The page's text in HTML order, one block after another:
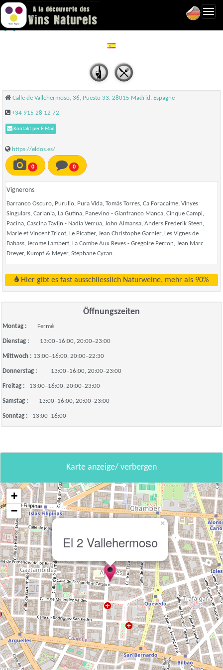
El 2 Vallehermoso - Madrid
Calle de Vallehermoso, 36, Puesto 33, 28015 Madrid, Espagne
+34 915 28 12 72
Kontakt per E-Mail
https://eldos.es/
0 0
Vignerons
Barranco Oscuro, Purulio, Pura Vida, Tomás Torres, Ca Foracaime, Vinyes
Singulars, Carlania, La Gutina, Panevino - Gianfranco Manca, Cinque Campi,
Pacina, Cascina Tavijn - Nadia Verrua, John Almansa, Anders Frederik Steen,
Marie et Vincent Tricot, Le Picatier, Jean Christophe Garnier, Les Vignes de
Babass, Jerome Lambert, La Combe Aux Reves - Gregoire Perron, Jean Marc
Dreyer, Kumpf & Meyer, Stephane Cyran.
Hier gibt es fast ausschliesslich Naturweine, mehr als 90%
Öffnungszeiten
Montag : Fermé
Dienstag : 13:00–16:00, 20:00–23:00
Mittwoch : 13:00–16:00, 20:00–22:30
Donnerstag : 13:00–16:00, 20:00–23:00
Freitag : 13:00–16:00, 20:00–23:00
Samstag : 13:00–16:00, 20:00–23:00
Sonntag : 13:00–16:00
Karte anzeige/ verbergen
El 2 Vallehermoso
×
+
−